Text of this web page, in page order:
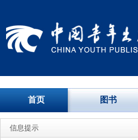
首页 图书
信息提示